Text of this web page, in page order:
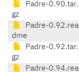
Padre-0.90.tar.
gz
Padre-0.92.rea
dme
Padre-0.92.tar.
gz
Padre-0.94.rea